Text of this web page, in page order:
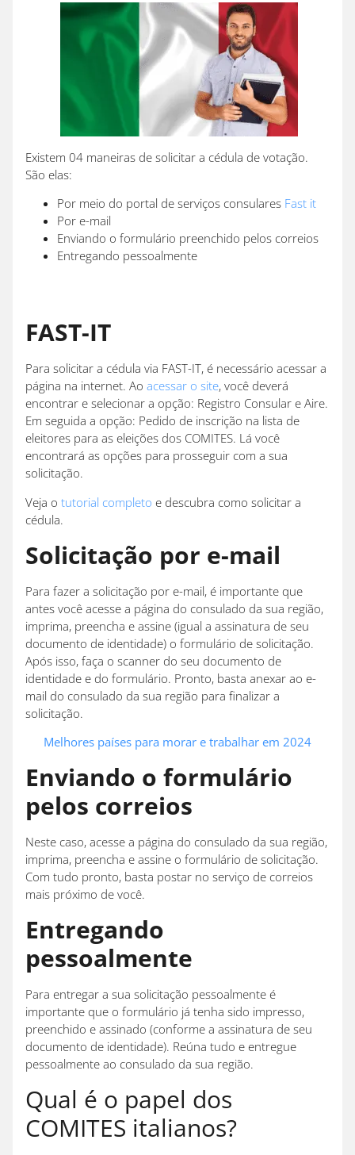
Existem 04 maneiras de solicitar a cédula de votação.
São elas:
Por meio do portal de serviços consulares Fast it
Por e-mail
Enviando o formulário preenchido pelos correios
Entregando pessoalmente
FAST-IT
Para solicitar a cédula via FAST-IT, é necessário acessar a
página na internet. Ao acessar o site, você deverá
encontrar e selecionar a opção: Registro Consular e Aire.
Em seguida a opção: Pedido de inscrição na lista de
eleitores para as eleições dos COMITES. Lá você
encontrará as opções para prosseguir com a sua
solicitação.
Veja o tutorial completo e descubra como solicitar a
cédula.
Solicitação por e-mail
Para fazer a solicitação por e-mail, é importante que
antes você acesse a página do consulado da sua região,
imprima, preencha e assine (igual a assinatura de seu
documento de identidade) o formulário de solicitação.
Após isso, faça o scanner do seu documento de
identidade e do formulário. Pronto, basta anexar ao e-
mail do consulado da sua região para finalizar a
solicitação.
Melhores países para morar e trabalhar em 2024
Enviando o formulário
pelos correios
Neste caso, acesse a página do consulado da sua região,
imprima, preencha e assine o formulário de solicitação.
Com tudo pronto, basta postar no serviço de correios
mais próximo de você.
Entregando
pessoalmente
Para entregar a sua solicitação pessoalmente é
importante que o formulário já tenha sido impresso,
preenchido e assinado (conforme a assinatura de seu
documento de identidade). Reúna tudo e entregue
pessoalmente ao consulado da sua região.
Qual é o papel dos
COMITES italianos?